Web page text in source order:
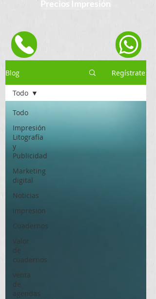
Precios Impresión
Blog Regístrate
Todo
Impresión
Litografía
y
Publicidad
Marketing
digital
Noticias
impresion
Cuadernos
Valor
de
cuadernos
venta
de
agendas
Todo